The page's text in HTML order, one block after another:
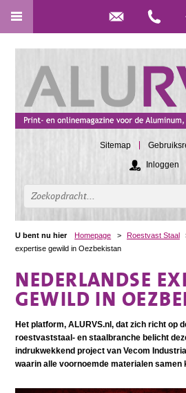
Sitemap
Inloggen
U bent nu hier Homepage > Roestvast Staal
expertise gewild in Oezbekistan
NEDERLANDSE
GEWILD IN
Het platform, ALURVS.nl, dat zich richt op
roestvaststaal- en staalbranche belicht
indrukwekkend project van Vecom
waarin alle voornoemde materialen samen